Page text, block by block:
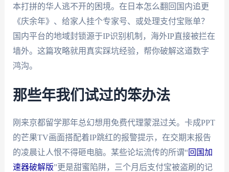
本打拼的华人逃不开的困境。在日本怎么翻回国内追更
《庆余年》、给家人挂个专家号、或处理支付宝账单？
国内平台的地域封锁源于IP识别机制，海外IP直接被拦在
墙外。这篇攻略就用真实踩坑经验，帮你破解这道数字
鸿沟。
那些年我们试过的笨办法
刚来京都留学那年总幻想用免费代理蒙混过关。卡成PPT
的芒果TV画面搭配着IP跳红的报警提示，在交期末报告
的凌晨让人恨不得砸电脑。某些论坛流传的所谓“回国加
速器破解版”更是甜蜜陷阱，三个月后支付宝被盗刷的记